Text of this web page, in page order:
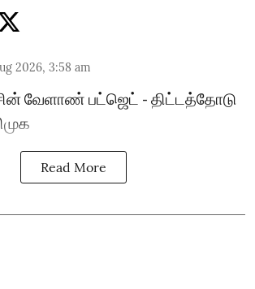
2026, 3:58 am
வேளாண் பட்ஜெட் - திட்டத்தோடு
Read More